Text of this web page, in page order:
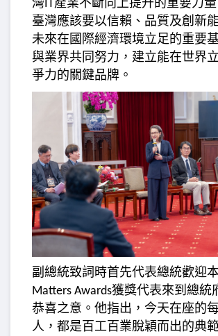
灣IT產業不斷向上提升的重要力量
臺灣應該要以信賴、品質及創新
未來在國際經濟環境立足的重要
與業界共同努力，建立能在世界
爭力的關鍵品牌。
副總統致詞時首先代表總統歡迎
Matters Awards獲獎代表來到總統
恭喜之意。他指出，今天在座的
人，都是百工百業脫穎而出的典